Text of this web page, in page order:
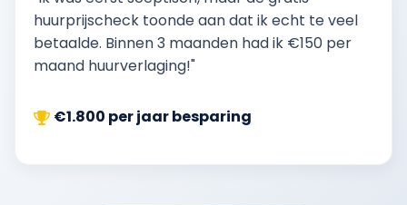
huurprijscheck toonde aan dat ik echt te veel
betaalde. Binnen 3 maanden had ik €150 per
maand huurverlaging!"
€1.800 per jaar besparing